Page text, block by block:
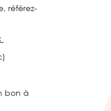
référez-
bon à